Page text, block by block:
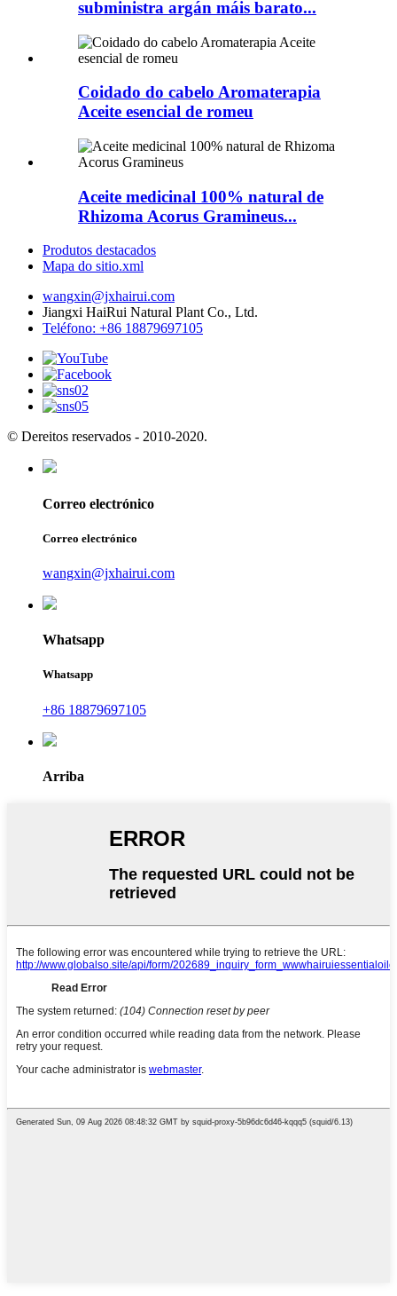
subministra argán máis barato...
Coidado do cabelo Aromaterapia
Aceite esencial de romeu
Aceite medicinal 100% natural de
Rhizoma Acorus Gramineus...
Produtos destacados
Mapa do sitio.xml
wangxin@jxhairui.com
Jiangxi HaiRui Natural Plant Co., Ltd.
Teléfono: +86 18879697105
© Dereitos reservados - 2010-2020.
Correo electrónico
Correo electrónico
wangxin@jxhairui.com
Whatsapp
Whatsapp
+86 18879697105
Arriba